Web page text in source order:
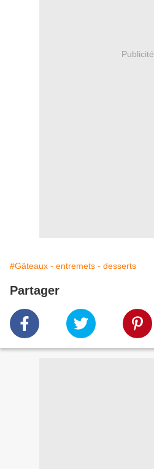
Publicité
#Gâteaux - entremets - desserts
Partager